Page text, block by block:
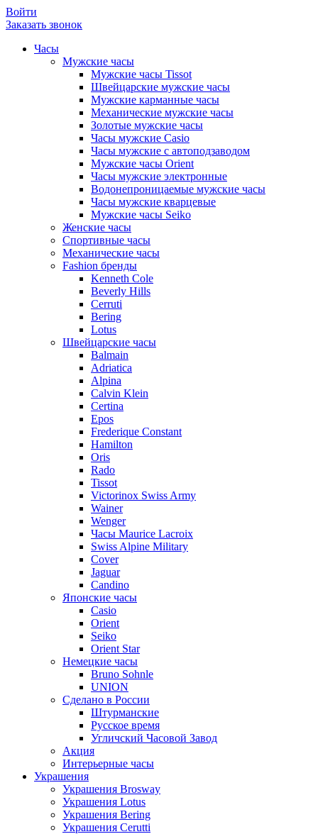
Войти
Заказать звонок
Часы
Мужские часы
Мужские часы Tissot
Швейцарские мужские часы
Мужские карманные часы
Механические мужские часы
Золотые мужские часы
Часы мужские Casio
Часы мужские с автоподзаводом
Мужские часы Orient
Часы мужские электронные
Водонепроницаемые мужские часы
Часы мужские кварцевые
Мужские часы Seiko
Женские часы
Спортивные часы
Механические часы
Fashion бренды
Kenneth Cole
Beverly Hills
Cerruti
Bering
Lotus
Швейцарские часы
Balmain
Adriatica
Alpina
Calvin Klein
Certina
Epos
Frederique Constant
Hamilton
Oris
Rado
Tissot
Victorinox Swiss Army
Wainer
Wenger
Часы Maurice Lacroix
Swiss Alpine Military
Cover
Jaguar
Candino
Японские часы
Casio
Orient
Seiko
Orient Star
Немецкие часы
Bruno Sohnle
UNION
Сделано в России
Штурманские
Русское время
Угличский Часовой Завод
Акция
Интерьерные часы
Украшения
Украшения Brosway
Украшения Lotus
Украшения Bering
Украшения Cerutti